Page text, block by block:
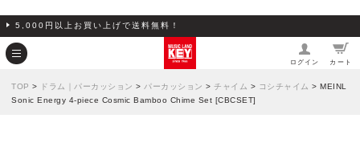
5,000円以上お買い上げで送料無料！
ログイン カート
TOP > ドラム｜パーカッション > パーカッション > チャイム > コシチャイム > MEINL
Sonic Energy 4-piece Cosmic Bamboo Chime Set [CBCSET]